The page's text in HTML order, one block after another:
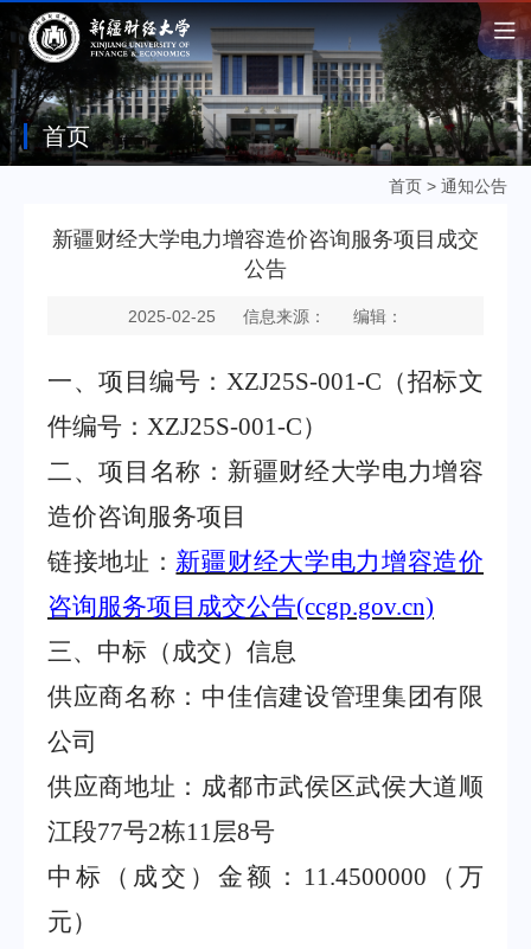
首页
首页 > 通知公告
新疆财经大学电力增容造价咨询服务项目成交
公告
2025-02-25 信息来源： 编辑：
一、项目编号 ： XZJ25S-001-C （招标文
件编号： XZJ25S-001-C）
二、项目名称： 新疆财经大学电力增容
造价咨询服务项目
链接地址： 新疆财经大学电力增容造价
咨询服务项目成交公告(ccgp.gov.cn)
三、中标（成交）信息
供应商名称：中佳信建设管理集团有限
公司
供应商地址：成都市武侯区武侯大道顺
江段77号2栋11层8号
中标（成交）金额： 11.4500000 （万
元）